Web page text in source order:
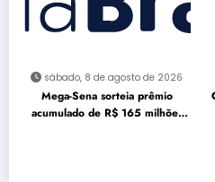
sábado, 8 de agosto de 2026
Mega-Sena sorteia prêmio
acumulado de R$ 165 milhões